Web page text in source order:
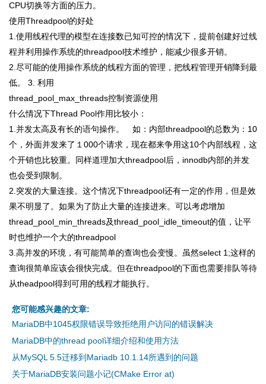
CPU切换等方面的压力。
使用Threadpool的好处
1.使用线程代理的模型在连接数已知可控的情况下，提前创建好过线
程并利用操作系统的threadpool技术维护，能减少很多开销。
2.尽可能的使用操作系统的线程方面的管理，把线程管理开销降到最
低。 3. 利用
thread_pool_max_threads控制资源使用
什么情况下Thread Pool作用比较小：
1.并发太高及有长的语句操作。 如：内部threadpool的总数为：10
个，外面并发来了１000个请求，现在都来争用这10个内部线程，这
个开销也比较重。同样道理加大threadpool后，innodb内部的并发
也会受到限制。
2.突发的大量连接。这个情况下threadpool还有一定的作用，但是效
果不明显了。如果为了防止大量的连接进来。可以考虑增加
thread_pool_min_threads及thread_pool_idle_timeout的值，让平
时也维护一个大的threadpool
3.高并发的环境，有可能简单的查询也会变慢。虽然select 1;这样的
查询很简单应该会很快完成。但在threadpool的下面也需要排队等待
从theadpool得到可用的线程才能执行。
您可能感兴趣的文章:
MariaDB中1045权限错误导致拒绝用户访问的错误解决
MariaDB中的thread pool详细介绍和使用方法
从MySQL 5.5迁移到Mariadb 10.1.14所遇到的问题
关于MariaDB安装问题小记(CMake Error at)